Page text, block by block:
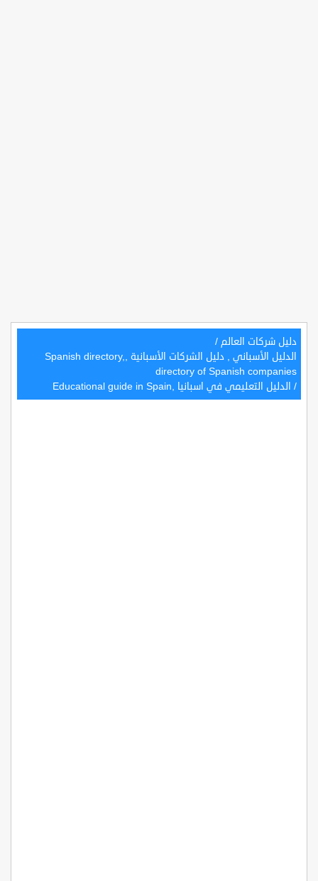
دليل شركات العالم /
الدليل الأسباني , دليل الشركات الأسبانية ,Spanish directory,
directory of Spanish companies
/ الدليل التعليمي في اسبانيا ,Educational guide in Spain